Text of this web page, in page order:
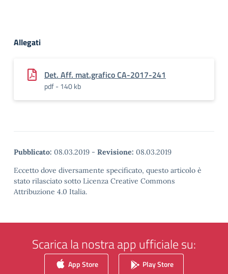
Allegati
Det. Aff. mat.grafico CA-2017-241
pdf - 140 kb
Pubblicato: 08.03.2019 - Revisione: 08.03.2019
Eccetto dove diversamente specificato, questo articolo è
stato rilasciato sotto Licenza Creative Commons
Attribuzione 4.0 Italia.
Scarica la nostra app ufficiale su:
App Store Play Store